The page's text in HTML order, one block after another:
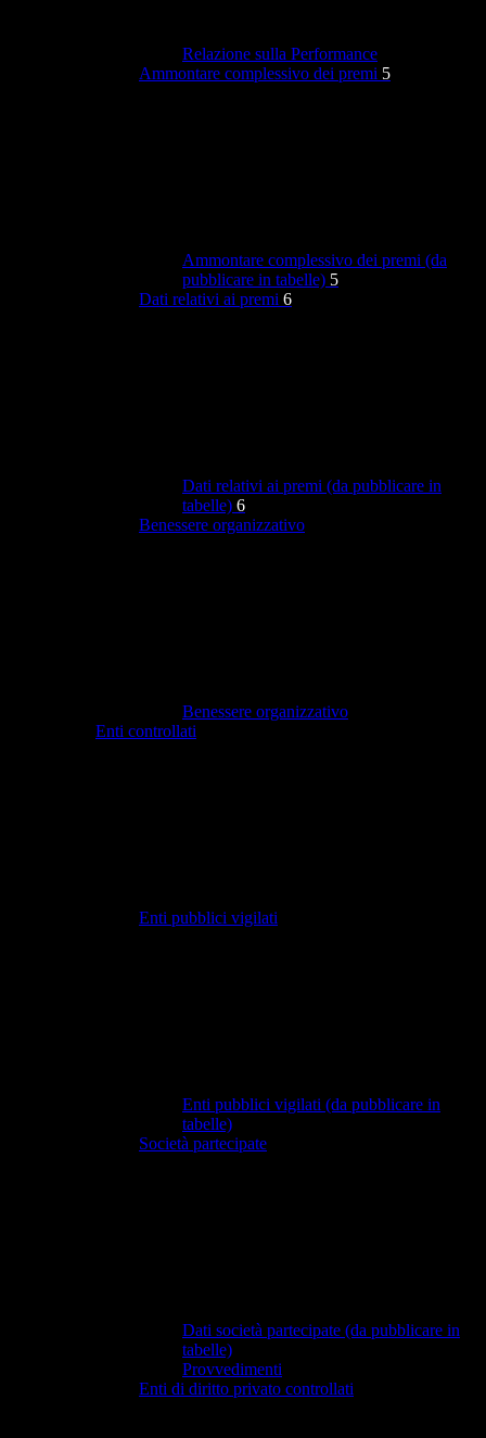
Relazione sulla Performance
Ammontare complessivo dei premi 5
Ammontare complessivo dei premi (da
pubblicare in tabelle) 5
Dati relativi ai premi 6
Dati relativi ai premi (da pubblicare in
tabelle) 6
Benessere organizzativo
Benessere organizzativo
Enti controllati
Enti pubblici vigilati
Enti pubblici vigilati (da pubblicare in
tabelle)
Società partecipate
Dati società partecipate (da pubblicare in
tabelle)
Provvedimenti
Enti di diritto privato controllati